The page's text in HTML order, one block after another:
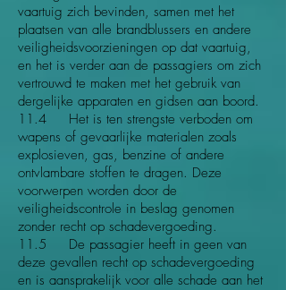
vaartuig zich bevinden, samen met het
plaatsen van alle brandblussers en andere
veiligheidsvoorzieningen op dat vaartuig,
en het is verder aan de passagiers om zich
vertrouwd te maken met het gebruik van
dergelijke apparaten en gidsen aan boord.
11.4 Het is ten strengste verboden om
wapens of gevaarlijke materialen zoals
explosieven, gas, benzine of andere
ontvlambare stoffen te dragen. Deze
voorwerpen worden door de
veiligheidscontrole in beslag genomen
zonder recht op schadevergoeding.
11.5 De passagier heeft in geen van
deze gevallen recht op schadevergoeding
en is aansprakelijk voor alle schade aan het